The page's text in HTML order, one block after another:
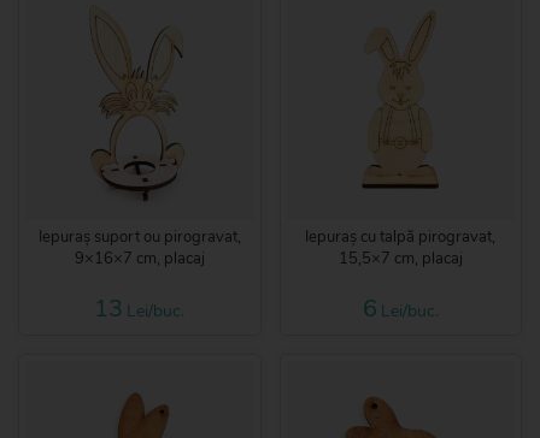
Iepuraș suport ou pirogravat,
9×16×7 cm, placaj
13 Lei/buc.
Iepuraș cu talpă pirogravat,
15,5×7 cm, placaj
6 Lei/buc.